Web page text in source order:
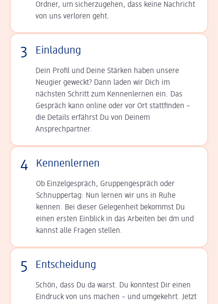
Ordner, um sicherzugehen, dass keine Nachricht
von uns verloren geht.
3 Einladung
Dein Profil und Deine Stär­ken haben unsere
Neugier geweckt? Dann laden wir Dich im
nächsten Schritt zum Kennen­lernen ein. Das
Gespräch kann online oder vor Ort statt­finden –
die Details er­fährst Du von Deinem
Ansprechpartner.
4 Kennenlernen
Ob Einzelgespräch, Grup­pen­gespräch oder
Schnup­per­tag: Nun lernen wir uns in Ruhe
kennen. Bei dieser Gelegenheit bekommst Du
einen ersten Einblick in das Arbeiten bei dm und
kannst alle Fragen stellen.
5 Entscheidung
Schön, dass Du da warst. Du konntest Dir einen
Ein­druck von uns machen – und umgekehrt. Jetzt